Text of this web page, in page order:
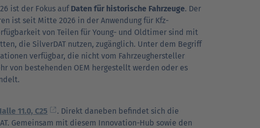
ist der Fokus auf Daten für historische Fahrzeuge. Der
ist seit Mitte 2026 in der Anwendung für Kfz-
von Teilen für Young- und Oldtimer sind mit
die SilverDAT nutzen, zugänglich. Unter dem Begriff
verfügbar, die nicht vom Fahrzeughersteller
von bestehenden OEM hergestellt werden oder es
11.0, C25
. Direkt daneben befindet sich die
Gemeinsam mit diesem Innovation-Hub sowie den